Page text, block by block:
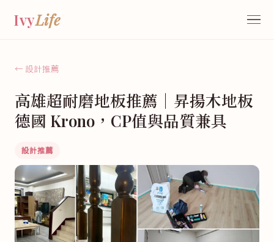
IvyLife
← 設計推薦
高雄超耐磨地板推薦｜昇揚木地板
德國 Krono，CP值與品質兼具
設計推薦